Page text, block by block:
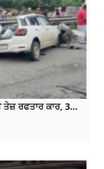
ਰਫਤਾਰ ਕਾਰ, 3...